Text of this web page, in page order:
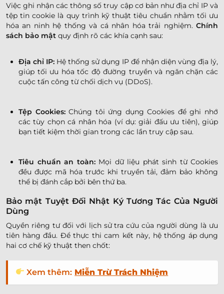
Việc ghi nhận các thông số truy cập cơ bản như địa chỉ IP và
tệp tin cookie là quy trình kỹ thuật tiêu chuẩn nhằm tối ưu
hóa an ninh hệ thống và cá nhân hóa trải nghiệm. Chính
sách bảo mật quy định rõ các khía cạnh sau:
Địa chỉ IP: Hệ thống sử dụng IP để nhận diện vùng địa lý,
giúp tối ưu hóa tốc độ đường truyền và ngăn chặn các
cuộc tấn công từ chối dịch vụ (DDoS).
Tệp Cookies:Chúng tôi ứng dụng Cookies để ghi nhớ
các tùy chọn cá nhân hóa (ví dụ: giải đấu ưu tiên), giúp
bạn tiết kiệm thời gian trong các lần truy cập sau.
Tiêu chuẩn an toàn:Mọi dữ liệu phát sinh từ Cookies
đều được mã hóa trước khi truyền tải, đảm bảo không
thể bị đánh cắp bởi bên thứ ba.
Bảo mật Tuyệt Đối Nhật Ký Tương Tác Của Người
Dùng
Quyền riêng tư đối với lịch sử tra cứu của người dùng là ưu
tiên hàng đầu. Để thực thi cam kết này, hệ thống áp dụng
hai cơ chế kỹ thuật then chốt:
Xem thêm: Miễn Trừ Trách Nhiệm